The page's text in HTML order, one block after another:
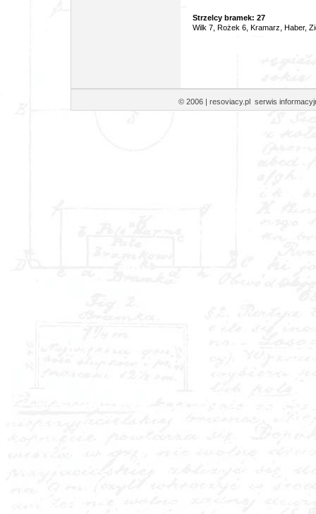
Strzelcy bramek: 27
Wilk 7, Rożek 6, Kramarz, Haber,
© 2006 | resoviacy.pl serwis